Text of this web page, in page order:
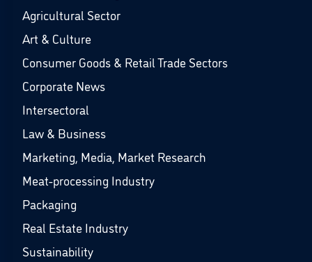
Agricultural Sector
Art & Culture
Consumer Goods & Retail Trade Sectors
Corporate News
Intersectoral
Law & Business
Marketing, Media, Market Research
Meat-processing Industry
Packaging
Real Estate Industry
Sustainability